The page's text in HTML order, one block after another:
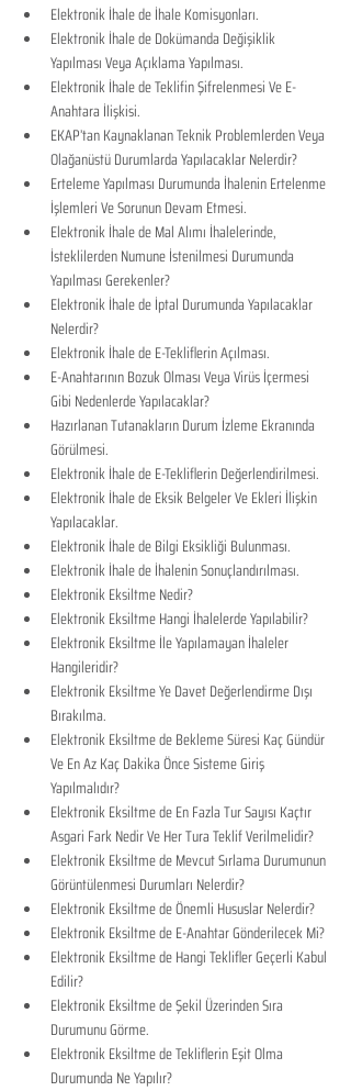
Elektronik İhale de İhale Komisyonları.
Elektronik İhale de Dokümanda Değişiklik
Yapılması Veya Açıklama Yapılması.
Elektronik İhale de Teklifin Şifrelenmesi Ve E-
Anahtara İlişkisi.
EKAP’tan Kaynaklanan Teknik Problemlerden Veya
Olağanüstü Durumlarda Yapılacaklar Nelerdir?
Erteleme Yapılması Durumunda İhalenin Ertelenme
İşlemleri Ve Sorunun Devam Etmesi.
Elektronik İhale de Mal Alımı İhalelerinde,
İsteklilerden Numune İstenilmesi Durumunda
Yapılması Gerekenler?
Elektronik İhale de İptal Durumunda Yapılacaklar
Nelerdir?
Elektronik İhale de E-Tekliflerin Açılması.
E-Anahtarının Bozuk Olması Veya Virüs İçermesi
Gibi Nedenlerde Yapılacaklar?
Hazırlanan Tutanakların Durum İzleme Ekranında
Görülmesi.
Elektronik İhale de E-Tekliflerin Değerlendirilmesi.
Elektronik İhale de Eksik Belgeler Ve Ekleri İlişkin
Yapılacaklar.
Elektronik İhale de Bilgi Eksikliği Bulunması.
Elektronik İhale de İhalenin Sonuçlandırılması.
Elektronik Eksiltme Nedir?
Elektronik Eksiltme Hangi İhalelerde Yapılabilir?
Elektronik Eksiltme İle Yapılamayan İhaleler
Hangileridir?
Elektronik Eksiltme Ye Davet Değerlendirme Dışı
Bırakılma.
Elektronik Eksiltme de Bekleme Süresi Kaç Gündür
Ve En Az Kaç Dakika Önce Sisteme Giriş
Yapılmalıdır?
Elektronik Eksiltme de En Fazla Tur Sayısı Kaçtır
Asgari Fark Nedir Ve Her Tura Teklif Verilmelidir?
Elektronik Eksiltme de Mevcut Sırlama Durumunun
Görüntülenmesi Durumları Nelerdir?
Elektronik Eksiltme de Önemli Hususlar Nelerdir?
Elektronik Eksiltme de E-Anahtar Gönderilecek Mi?
Elektronik Eksiltme de Hangi Teklifler Geçerli Kabul
Edilir?
Elektronik Eksiltme de Şekil Üzerinden Sıra
Durumunu Görme.
Elektronik Eksiltme de Tekliflerin Eşit Olma
Durumunda Ne Yapılır?